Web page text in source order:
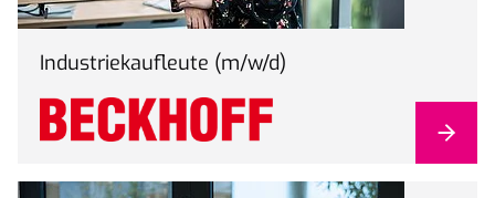
Industriekaufleute (m/w/d)